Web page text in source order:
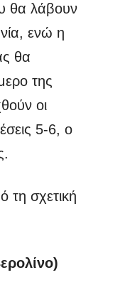
θα λάβουν
ενώ η
θα
της
οι
5-6, ο
τη σχετική